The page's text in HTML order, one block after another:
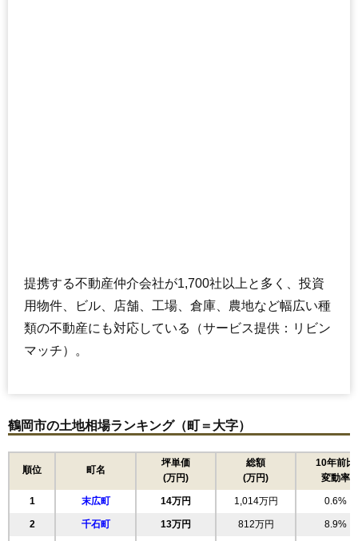
提携する不動産仲介会社が1,700社以上と多く、投資
用物件、ビル、店舗、工場、倉庫、農地など幅広い種
類の不動産にも対応している（サービス提供：リビン
マッチ）。
鶴岡市の土地相場ランキング（町＝大字）
順位 町名
坪単価
(万円)
総額
(万円)
10年前比
変動率
1 末広町 14万円 1,014万円 0.6%
2 千石町 13万円 812万円 8.9%